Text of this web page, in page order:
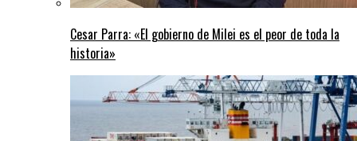
Cesar Parra: «El gobierno de Milei es el peor de toda la
historia»